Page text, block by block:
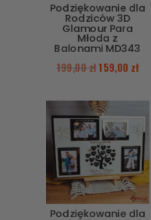
Podziękowanie dla
Rodziców 3D
Glamour Para
Młoda z
Balonami MD343
199,00zł159,00 zł
Podziękowanie dla